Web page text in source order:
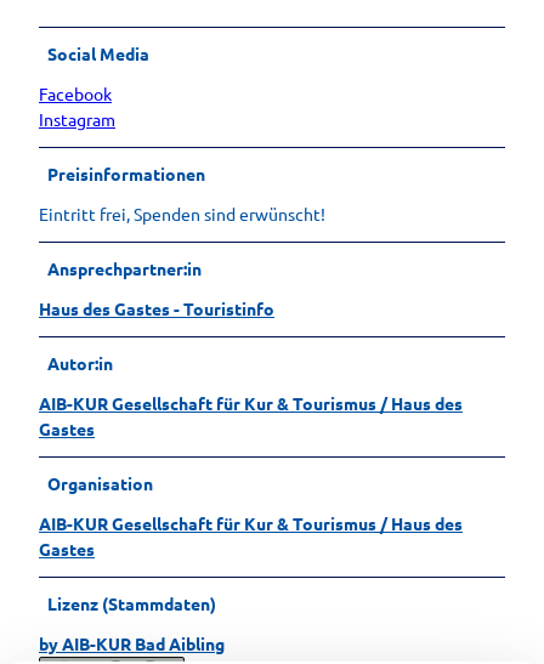
Social Media
Facebook
Instagram
Preisinformationen
Eintritt frei, Spenden sind erwünscht!
Ansprechpartner:in
Haus des Gastes - Touristinfo
Autor:in
AIB-KUR Gesellschaft für Kur & Tourismus / Haus des
Gastes
Organisation
AIB-KUR Gesellschaft für Kur & Tourismus / Haus des
Gastes
Lizenz (Stammdaten)
by AIB-KUR Bad Aibling